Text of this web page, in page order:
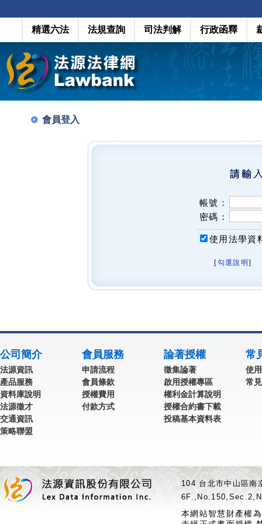
精選六法 法規查詢 司法判解 行政函釋
會員登入
帳號：
密碼：
使用法學資
[勾選說明 ]
公司簡介
法源資訊
產品服務
資料庫說明
法源徵才
交通資訊
策略聯盟
會員服務
申請流程
會員條款
授權費用
付款方式
論著授權
徵集論著
啟用授權專區
權利金計算說明
授權合約書下載
投稿基本資料表
常
使
常
104 台北市中山區
本網站智慧財產權